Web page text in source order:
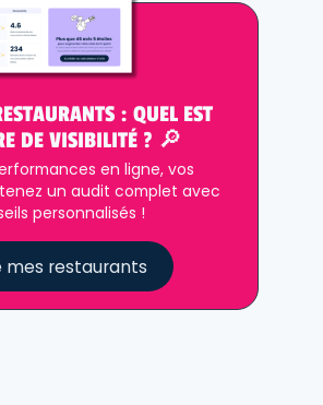
: QUEL EST
DE VISIBILITÉ ? 🔎
en ligne, vos
un audit complet avec
personnalisés !
mes restaurants